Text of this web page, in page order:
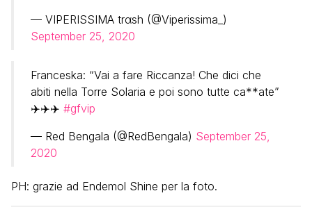
— VIPERISSIMA trαsh (@Viperissima_)
September 25, 2020
Franceska: “Vai a fare Riccanza! Che dici che
abiti nella Torre Solaria e poi sono tutte ca**ate”
✈️✈️✈️ #gfvip
— Red Bengala (@RedBengala) September 25,
2020
PH: grazie ad Endemol Shine per la foto.